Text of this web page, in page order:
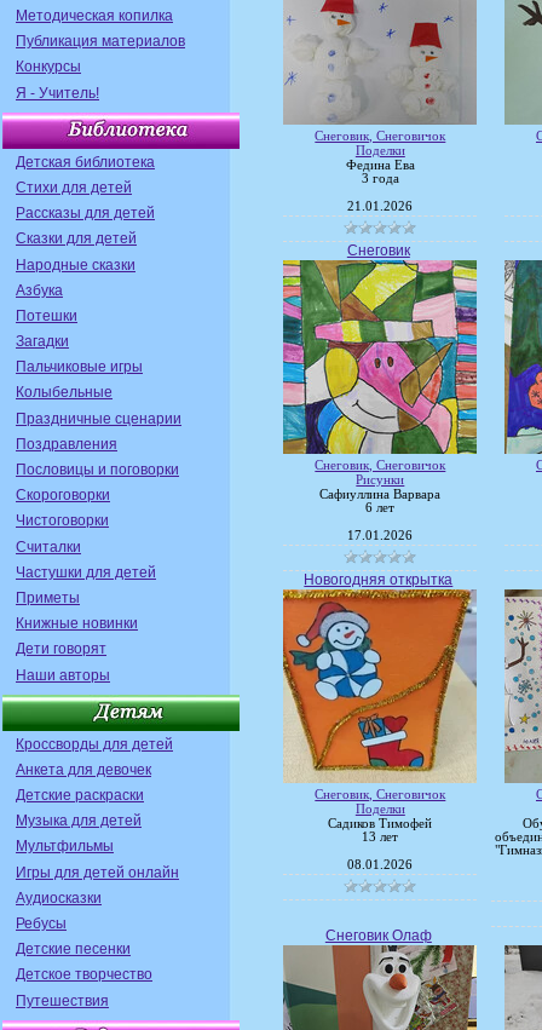
Методическая копилка
Публикация материалов
Конкурсы
Я - Учитель!
Детская библиотека
Стихи для детей
Рассказы для детей
Сказки для детей
Народные сказки
Азбука
Потешки
Загадки
Пальчиковые игры
Колыбельные
Праздничные сценарии
Поздравления
Пословицы и поговорки
Скороговорки
Чистоговорки
Считалки
Частушки для детей
Приметы
Книжные новинки
Дети говорят
Наши авторы
Кроссворды для детей
Анкета для девочек
Детские раскраски
Музыка для детей
Мультфильмы
Игры для детей онлайн
Аудиосказки
Ребусы
Детские песенки
Детское творчество
Путешествия
Снеговик, Снеговичок
Поделки
Федина Ева
3 года
21.01.2026
Снеговик
Снеговик, Снеговичок
Рисунки
Сафиуллина Варвара
6 лет
17.01.2026
Новогодняя открытка
Снеговик, Снеговичок
Поделки
Садиков Тимофей
13 лет
08.01.2026
Снеговик Олаф